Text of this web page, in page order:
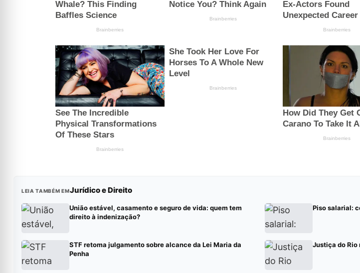
LEIA TAMBÉM EMJurídico e Direito
União estável, casamento e seguro de vida: quem tem
direito à indenização?
Piso salarial:
STF retoma julgamento sobre alcance da Lei Maria da
Penha
Justiça do Rio